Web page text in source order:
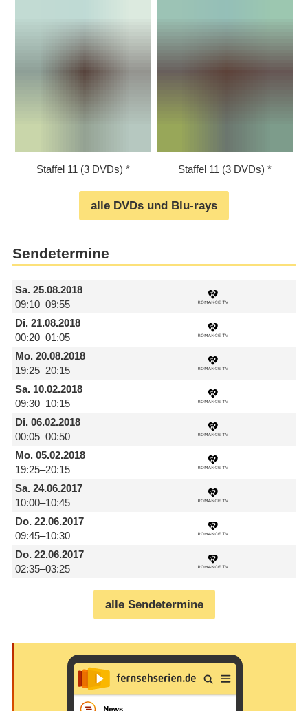
Staffel 11 (3 DVDs) Staffel 11 (3 DVDs)
alle DVDs und Blu-rays
Sendetermine
Sa.25.08.2018
09:10–09:55
Di.21.08.2018
00:20–01:05
Mo.20.08.2018
19:25–20:15
Sa.10.02.2018
09:30–10:15
Di.06.02.2018
00:05–00:50
Mo.05.02.2018
19:25–20:15
Sa.24.06.2017
10:00–10:45
Do.22.06.2017
09:45–10:30
Do.22.06.2017
02:35–03:25
alle Sendetermine